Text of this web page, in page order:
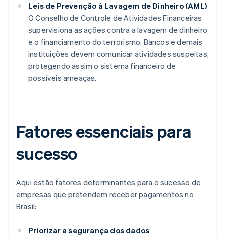
Leis de Prevenção à Lavagem de Dinheiro (AML)
O Conselho de Controle de Atividades Financeiras
supervisiona as ações contra a lavagem de dinheiro
e o financiamento do terrorismo. Bancos e demais
instituições devem comunicar atividades suspeitas,
protegendo assim o sistema financeiro de
possíveis ameaças.
Fatores essenciais para
sucesso
Aqui estão fatores determinantes para o sucesso de
empresas que pretendem receber pagamentos no
Brasil:
Priorizar a segurança dos dados